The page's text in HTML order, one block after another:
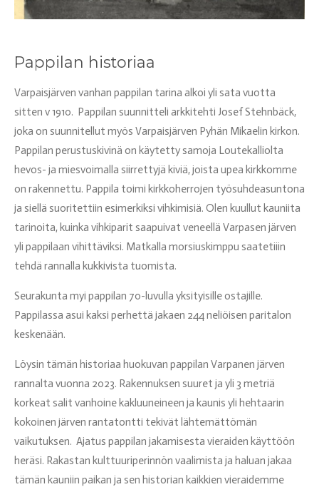
Pappilan historiaa
Varpaisjärven vanhan pappilan tarina alkoi yli sata vuotta
sitten v 1910. Pappilan suunnitteli arkkitehti Josef Stehnbäck,
joka on suunnitellut myös Varpaisjärven Pyhän Mikaelin kirkon.
Pappilan perustuskivinä on käytetty samoja Loutekalliolta
hevos- ja miesvoimalla siirrettyjä kiviä, joista upea kirkkomme
on rakennettu. Pappila toimi kirkkoherrojen työsuhdeasuntona
ja siellä suoritettiin esimerkiksi vihkimisiä. Olen kuullut kauniita
tarinoita, kuinka vihkiparit saapuivat veneellä Varpasen järven
yli pappilaan vihittäviksi. Matkalla morsiuskimppu saatetiiin
tehdä rannalla kukkivista tuomista.
Seurakunta myi pappilan 70-luvulla yksityisille ostajille.
Pappilassa asui kaksi perhettä jakaen 244 neliöisen paritalon
keskenään.
Löysin tämän historiaa huokuvan pappilan Varpanen järven
rannalta vuonna 2023. Rakennuksen suuret ja yli 3 metriä
korkeat salit vanhoine kakluuneineen ja kaunis yli hehtaarin
kokoinen järven rantatontti tekivät lähtemättömän
vaikutuksen. Ajatus pappilan jakamisesta vieraiden käyttöön
heräsi. Rakastan kulttuuriperinnön vaalimista ja haluan jakaa
tämän kauniin paikan ja sen historian kaikkien vieraidemme